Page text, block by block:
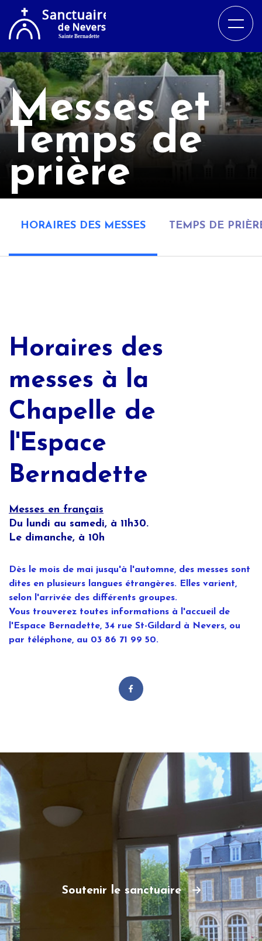
Messes et
Temps de
prière
HORAIRES DES MESSES TEMPS DE
Horaires des
messes à la
Chapelle de
l'Espace
Bernadette
Messes en français
Du lundi au samedi, à 11h30.
Le dimanche, à 10h
Dès le mois de mai jusqu'à l'automne, des messes sont
dites en plusieurs langues étrangères. Elles varient,
selon l'arrivée des différents groupes.
Vous trouverez toutes informations à l'accueil de
l'Espace Bernadette, 34 rue St-Gildard à Nevers, ou
par téléphone, au 03 86 71 99 50.
Soutenir le sanctuaire